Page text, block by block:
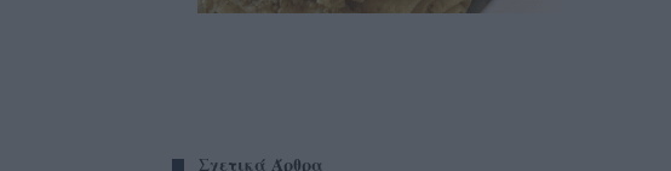
Σχετικά Άρθρα